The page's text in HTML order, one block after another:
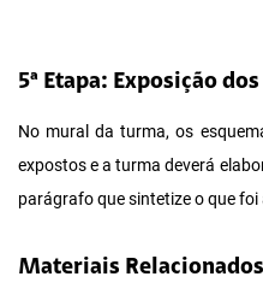
5ª Etapa: Exposição
No mural da turma, os
expostos e a turma deverá
parágrafo que sintetize o que
Materiais Relacionados